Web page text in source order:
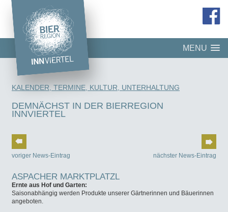
MENU
KALENDER, TERMINE, KULTUR, UNTERHALTUNG
DEMNÄCHST IN DER BIERREGION
INNVIERTEL
voriger News-Eintrag nächster News-Eintrag
ASPACHER MARKTPLATZL
Ernte aus Hof und Garten:
Saisonabhängig werden Produkte unserer Gärtnerinnen und Bäuerinnen
angeboten.